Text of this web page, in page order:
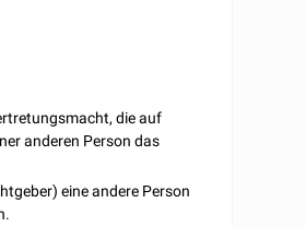
die auf
anderen Person das
eine andere Person